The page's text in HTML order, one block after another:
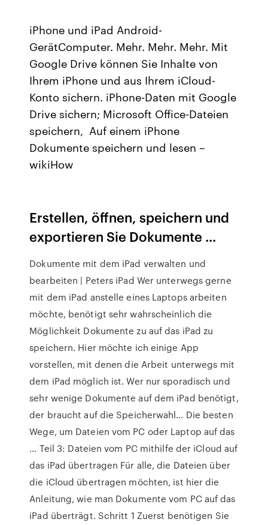
iPhone und iPad Android-
GerätComputer. Mehr. Mehr. Mehr. Mit
Google Drive können Sie Inhalte von
Ihrem iPhone und aus Ihrem iCloud-
Konto sichern. iPhone-Daten mit Google
Drive sichern; Microsoft Office-Dateien
speichern, Auf einem iPhone
Dokumente speichern und lesen –
wikiHow
Erstellen, öffnen, speichern und
exportieren Sie Dokumente ...
Dokumente mit dem iPad verwalten und
bearbeiten | Peters iPad Wer unterwegs gerne
mit dem iPad anstelle eines Laptops arbeiten
möchte, benötigt sehr wahrscheinlich die
Möglichkeit Dokumente zu auf das iPad zu
speichern. Hier möchte ich einige App
vorstellen, mit denen die Arbeit unterwegs mit
dem iPad möglich ist. Wer nur sporadisch und
sehr wenige Dokumente auf dem iPad benötigt,
der braucht auf die Speicherwahl… Die besten
Wege, um Dateien vom PC oder Laptop auf das
... Teil 3: Dateien vom PC mithilfe der iCloud auf
das iPad übertragen Für alle, die Dateien über
die iCloud übertragen möchten, ist hier die
Anleitung, wie man Dokumente vom PC auf das
iPad überträgt. Schritt 1 Zuerst benötigen Sie